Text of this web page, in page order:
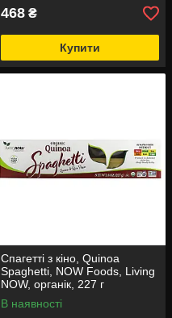
468 ₴
Купити
Спагетті з кіно, Quinoa
Spaghetti, NOW Foods, Living
NOW, органік, 227 г
В наявності